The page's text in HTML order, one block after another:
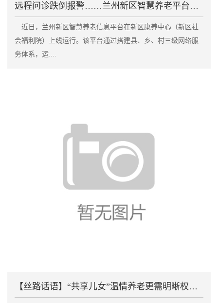
远程问诊跌倒报警……兰州新区智慧养老平台上线
近日，兰州新区智慧养老信息平台在新区康养中心（新区社
会福利院）上线运行。该平台通过搭建县、乡、村三级网络服
务体系，运....
【丝路话语】“共享儿女”温情养老更需明晰权责划清边